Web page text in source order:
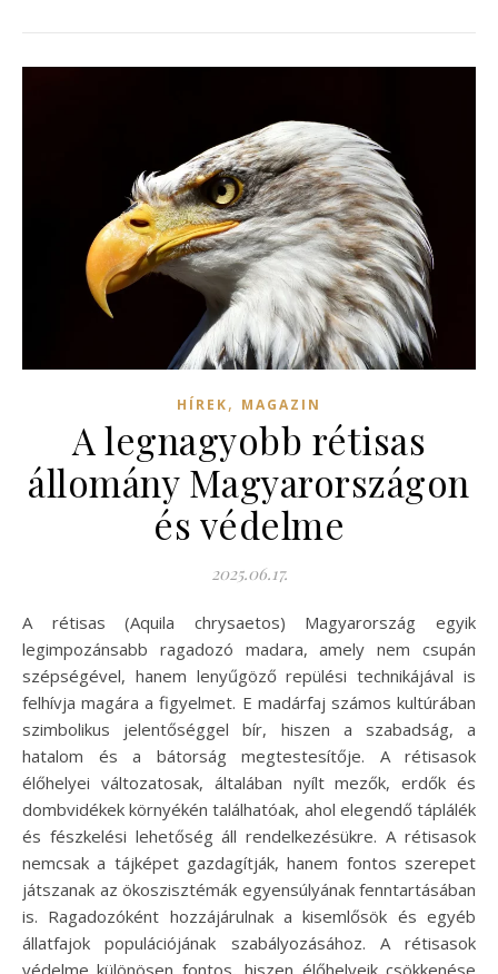
HÍREK, MAGAZIN
A legnagyobb rétisas
állomány Magyarországon
és védelme
2025.06.17.
A rétisas (Aquila chrysaetos) Magyarország egyik
legimpozánsabb ragadozó madara, amely nem csupán
szépségével, hanem lenyűgöző repülési technikájával is
felhívja magára a figyelmet. E madárfaj számos kultúrában
szimbolikus jelentőséggel bír, hiszen a szabadság, a
hatalom és a bátorság megtestesítője. A rétisasok
élőhelyei változatosak, általában nyílt mezők, erdők és
dombvidékek környékén találhatóak, ahol elegendő táplálék
és fészkelési lehetőség áll rendelkezésükre. A rétisasok
nemcsak a tájképet gazdagítják, hanem fontos szerepet
játszanak az ökoszisztémák egyensúlyának fenntartásában
is. Ragadozóként hozzájárulnak a kisemlősök és egyéb
állatfajok populációjának szabályozásához. A rétisasok